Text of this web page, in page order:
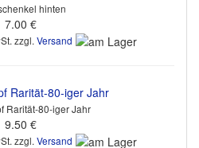
hinten
7.00 €
zzgl. Versand
Rarität-80-iger Jahr
9.50 €
zzgl. Versand